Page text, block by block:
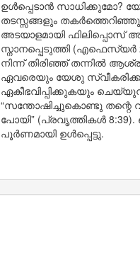
ഉൾപ്പെടാൻ സാധിക്കുമോ?
തടസ്സങ്ങളും തകർത്തെറിഞ്ഞു
അടയാളമായി ഫിലിപ്പൊസ്
സ്നാനപ്പെടുത്തി (എഫെസ്യർ
നിന്ന് തിരിഞ്ഞ് തന്നിൽ
ഏവരെയും യേശു
ഏകീഭവിപ്പിക്കുകയും
“സന്തോഷിച്ചുകൊണ്ടു തന്റെ
പോയി” (പ്രവൃത്തികൾ
പൂർണമായി ഉൾപ്പെട്ടു.